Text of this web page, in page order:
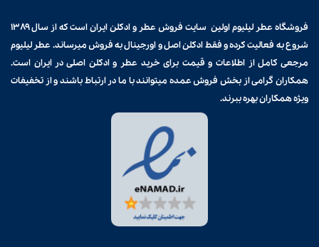
فروشگاه عطر لیلیوم اولین سایت فروشعطر و ادکلن
ایران است که از سال ۱۳۸۹
شروع به فعالیت کرده و فقط ادکلن اصل و اورجینال به فروش میرساند. عطر لیلیوم
مرجعی کامل از اطلاعات و قیمت برایخرید عطر و ادکلن اصلی در ایران است.
همکاران گرامی از بخش فروش عمده میتوانند با ما در ارتباط باشند و از تخفیفات
ویژه همکاران بهره ببرند.